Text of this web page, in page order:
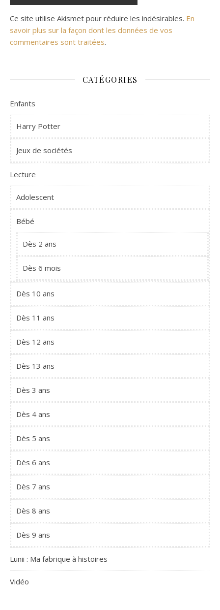
Ce site utilise Akismet pour réduire les indésirables. En
savoir plus sur la façon dont les données de vos
commentaires sont traitées.
CATÉGORIES
Enfants
Harry Potter
Jeux de sociétés
Lecture
Adolescent
Bébé
Dès 2 ans
Dès 6 mois
Dès 10 ans
Dès 11 ans
Dès 12 ans
Dès 13 ans
Dès 3 ans
Dès 4 ans
Dès 5 ans
Dès 6 ans
Dès 7 ans
Dès 8 ans
Dès 9 ans
Lunii : Ma fabrique à histoires
Vidéo